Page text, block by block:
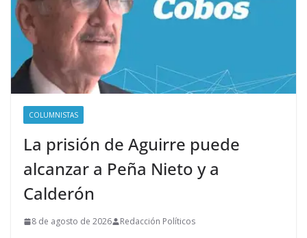
COLUMNISTAS
La prisión de Aguirre puede
alcanzar a Peña Nieto y a
Calderón
8 de agosto de 2026 Redacción Políticos